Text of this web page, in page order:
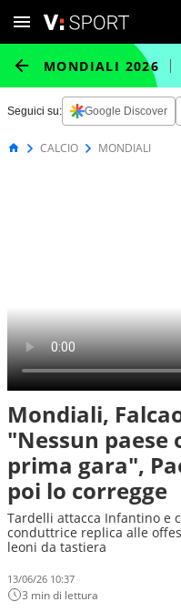
MONDIALI 2026
Seguici su: Google Discover
CALCIO MONDIALI
Mondiali,
"Nessun
prima gara",
poi lo corregge
Tardelli attacca Infantino e
conduttrice replica alle
leoni da tastiera
13/06/26 10:37
3 min di lettura